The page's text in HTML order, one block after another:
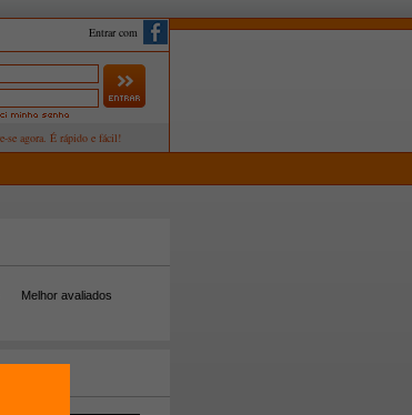
Entrar com
Melhor avaliados